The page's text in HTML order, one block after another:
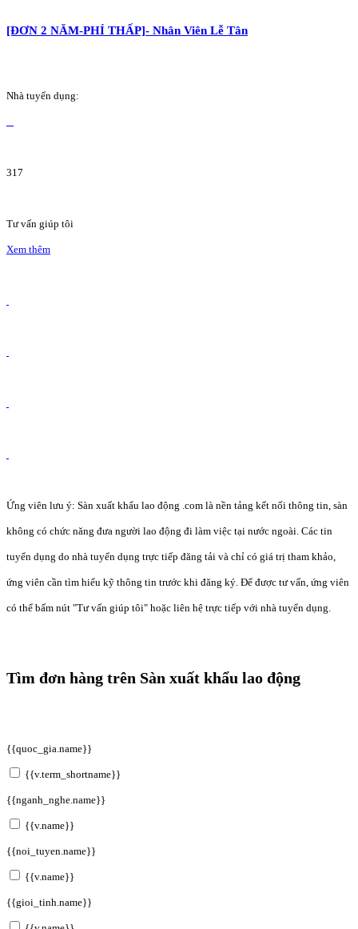
[ĐƠN 2 NĂM-PHÍ THẤP]- Nhân Viên Lễ Tân
Nhà tuyển dụng:
317
Tư vấn giúp tôi
Xem thêm
Ứng viên lưu ý: Sàn xuất khẩu lao động .com là nền tảng kết nối thông tin, sàn
không có chức năng đưa người lao động đi làm việc tại nước ngoài. Các tin
tuyển dụng do nhà tuyển dụng trực tiếp đăng tải và chỉ có giá trị tham khảo,
ứng viên cần tìm hiểu kỹ thông tin trước khi đăng ký. Để được tư vấn, ứng viên
có thể bấm nút "Tư vấn giúp tôi" hoặc liên hệ trực tiếp với nhà tuyển dụng.
Tìm đơn hàng trên Sàn xuất khẩu lao động
{{quoc_gia.name}}
{{v.term_shortname}}
{{nganh_nghe.name}}
{{v.name}}
{{noi_tuyen.name}}
{{v.name}}
{{gioi_tinh.name}}